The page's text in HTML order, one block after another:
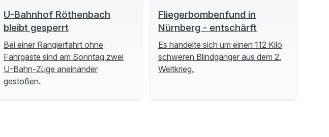
U-Bahnhof Röthenbach
bleibt gesperrt
Bei einer Rangierfahrt ohne
Fahrgäste sind am Sonntag zwei
U-Bahn-Züge aneinander
gestoßen.
Fliegerbombenfund in
Nürnberg - entschärft
Es handelte sich um einen 112 Kilo
schweren Blindgänger aus dem 2.
Weltkrieg.